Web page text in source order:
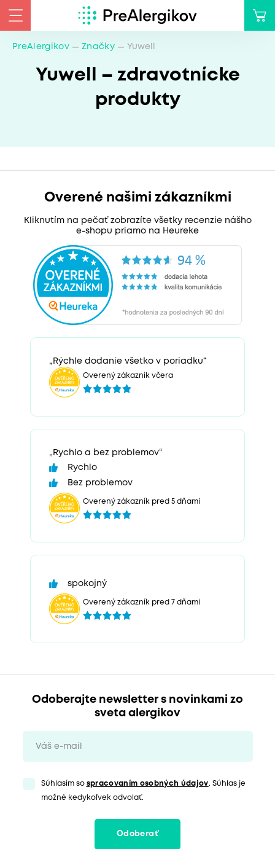
PreAlergikov Značky Yuwell
Yuwell – zdravotnícke
produkty
Overené našimi zákazníkmi
Kliknutím na pečať zobrazíte všetky recenzie nášho
e-shopu priamo na Heureke
„Rýchle dodanie všetko v poriadku“
Overený zákazník včera
„Rychlo a bez problemov“
Rychlo
Bez problemov
Overený zákazník pred 5 dňami
spokojný
Overený zákazník pred 7 dňami
Odoberajte newsletter s novinkami zo
sveta alergikov
Súhlasím so spracovaním osobných údajov. Súhlas je
možné kedykoľvek odvolať.
Odoberať